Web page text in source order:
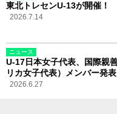
東北トレセンU-13が開催！
2026.7.14
ニュース
U-17日本女子代表、国際親
リカ女子代表）メンバー発表
2026.6.27